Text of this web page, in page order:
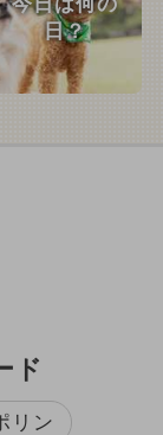
日？
ド
リン